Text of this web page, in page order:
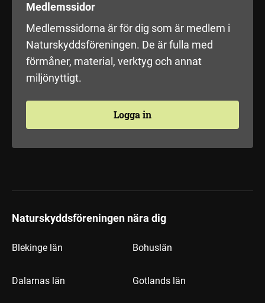
Medlemssidor
Medlemssidorna är för dig som är medlem i
Naturskyddsföreningen. De är fulla med
förmåner, material, verktyg och annat
miljönyttigt.
Logga in
Naturskyddsföreningen nära dig
Blekinge län Bohuslän
Dalarnas län Gotlands län